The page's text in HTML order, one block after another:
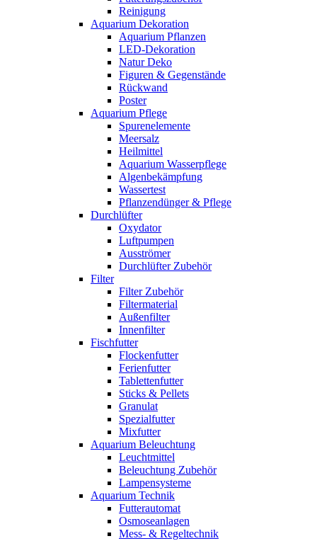
Reinigung
Aquarium Dekoration
Aquarium Pflanzen
LED-Dekoration
Natur Deko
Figuren & Gegenstände
Rückwand
Poster
Aquarium Pflege
Spurenelemente
Meersalz
Heilmittel
Aquarium Wasserpflege
Algenbekämpfung
Wassertest
Pflanzendünger & Pflege
Durchlüfter
Oxydator
Luftpumpen
Ausströmer
Durchlüfter Zubehör
Filter
Filter Zubehör
Filtermaterial
Außenfilter
Innenfilter
Fischfutter
Flockenfutter
Ferienfutter
Tablettenfutter
Sticks & Pellets
Granulat
Spezialfutter
Mixfutter
Aquarium Beleuchtung
Leuchtmittel
Beleuchtung Zubehör
Lampensysteme
Aquarium Technik
Futterautomat
Osmoseanlagen
Mess- & Regeltechnik